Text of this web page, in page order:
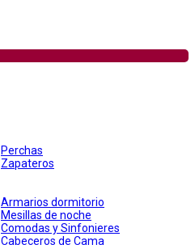
Perchas
Zapateros
Armarios dormitorio
Mesillas de noche
Comodas y Sinfonieres
Cabeceros de Cama